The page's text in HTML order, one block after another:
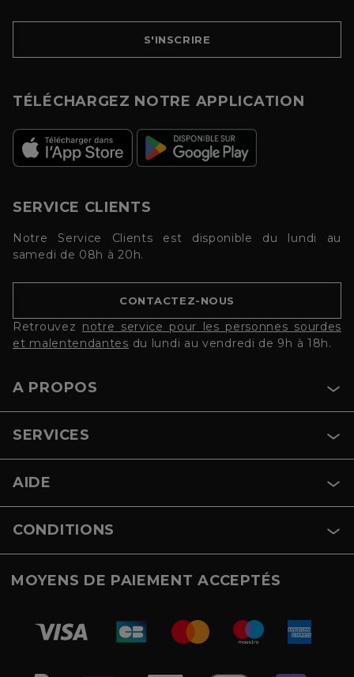
S'INSCRIRE
TÉLÉCHARGEZ NOTRE APPLICATION
SERVICE CLIENTS
Notre Service Clients est disponible du lundi au
samedi de 08h à 20h.
CONTACTEZ-NOUS
Retrouvez notre service pour les personnes sourdes
et malentendantes du lundi au vendredi de 9h à 18h.
A PROPOS
SERVICES
AIDE
CONDITIONS
MOYENS DE PAIEMENT ACCEPTÉS